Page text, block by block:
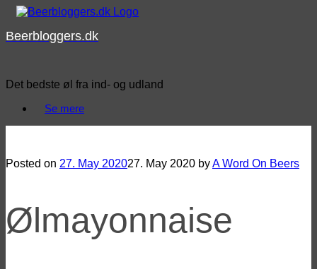
Skip
content
Beerbloggers.dk
Det bedste øl fra ind- og udland
Se mere
Posted on 27. May 202027. May 2020 byA Word On Beers
Ølmayonnaise